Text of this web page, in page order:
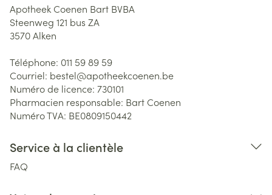
Apotheek Coenen Bart BVBA
Steenweg 121 bus ZA
3570Alken
Téléphone: 011 59 89 59
Courriel: bestel@apotheekcoenen.be
Numéro de licence: 730101
Pharmacien responsable: Bart Coenen
Numéro TVA: BE0809150442
Service à la clientèle
FAQ